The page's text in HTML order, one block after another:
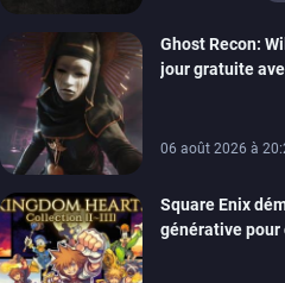
Ghost Recon:
jour gratuite
06 août 2026 à
Square Enix
générative pour